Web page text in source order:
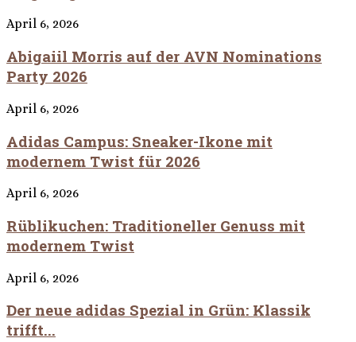
April 6, 2026
Abigaiil Morris auf der AVN Nominations
Party 2026
April 6, 2026
Adidas Campus: Sneaker-Ikone mit
modernem Twist für 2026
April 6, 2026
Rüblikuchen: Traditioneller Genuss mit
modernem Twist
April 6, 2026
Der neue adidas Spezial in Grün: Klassik
trifft...